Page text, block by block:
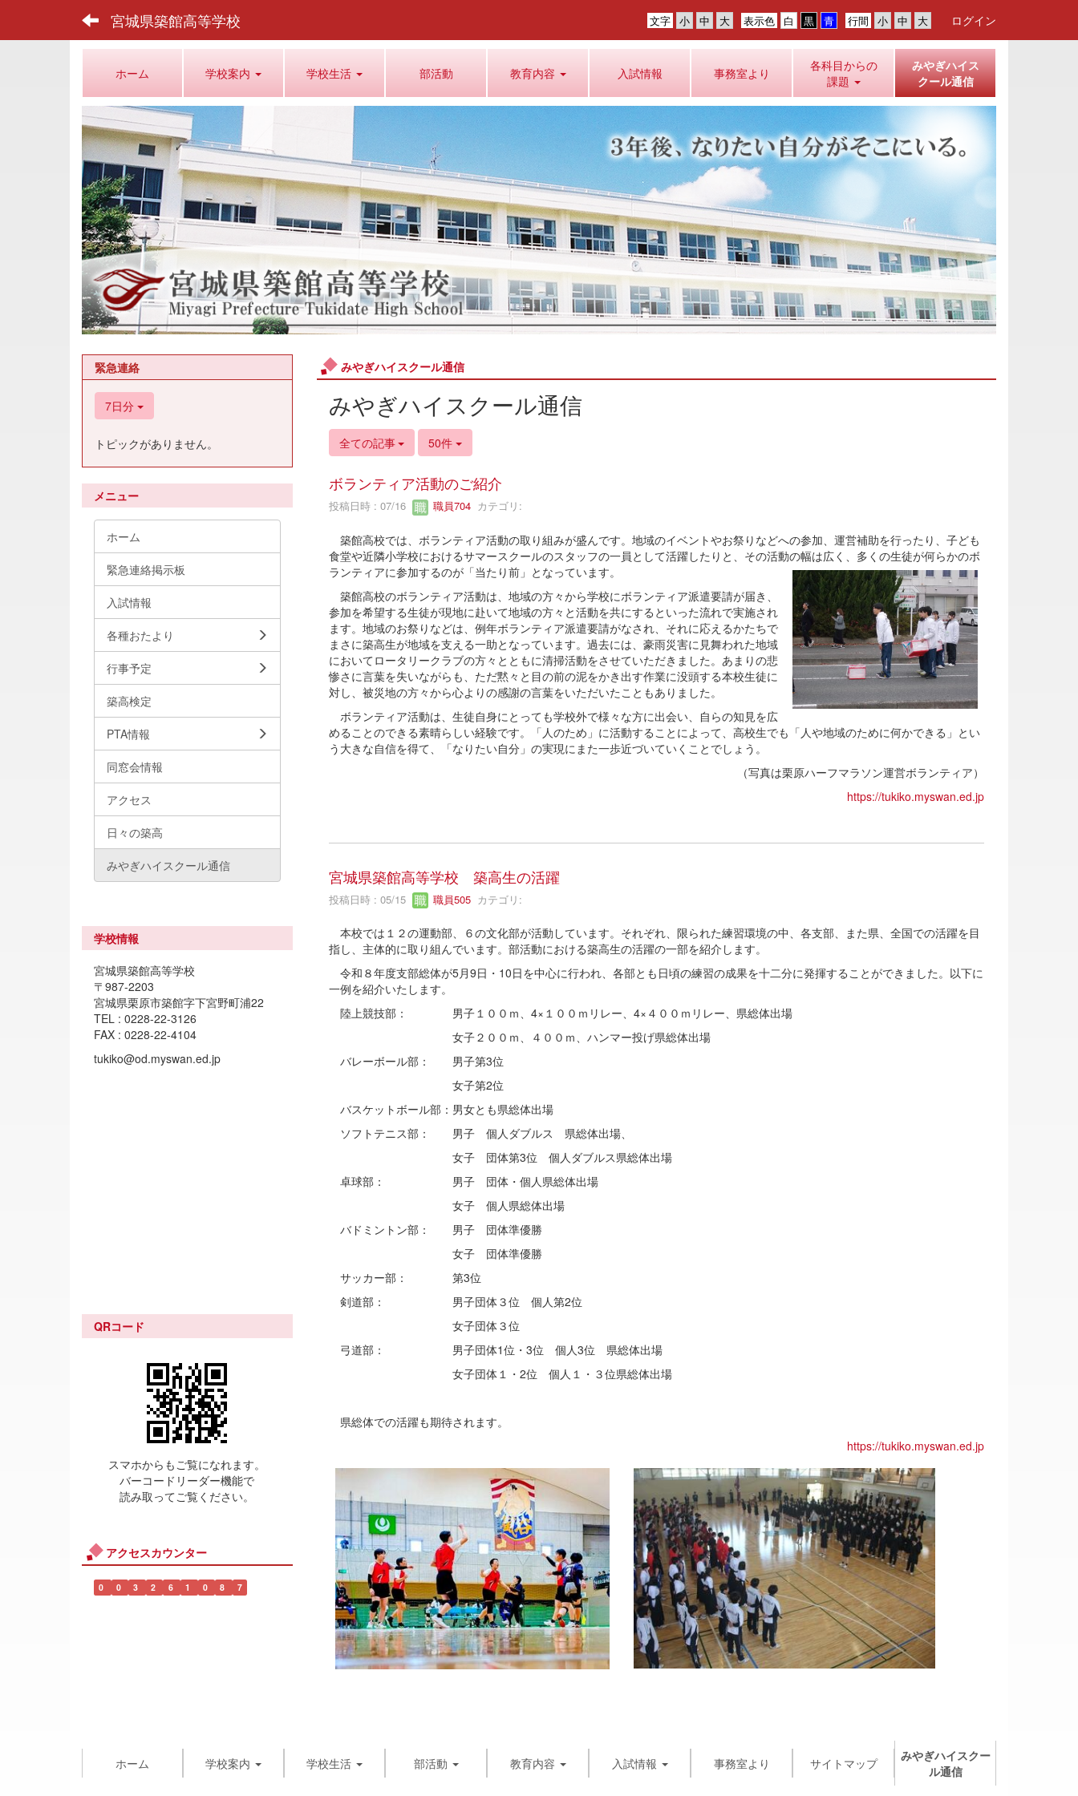
宮城県築館高等学校 行間
表示色
文字 ログイン
ホーム 学校案内 学校生活 部活動 教育内容 入試情報 事務室より
各科目からの
課題
みやぎハイス
クール通信
みやぎハイスクール通信
みやぎハイスクール通信
全ての記事 50件
ボランティア活動のご紹介
投稿日時 : 07/16 職員704カテゴリ:
築館高校では、ボランティア活動の取り組みが盛んです。地域のイベントやお祭りなどへの参加、運営補助を行ったり、子ども
食堂や近隣小学校におけるサマースクールのスタッフの一員として活躍したりと、その活動の幅は広く、多くの生徒が何らかのボ
ランティアに参加するのが「当たり前」となっています。
築館高校のボランティア活動は、地域の方々から学校にボランティア派遣要請が届き、
参加を希望する生徒が現地に赴いて地域の方々と活動を共にするといった流れで実施され
ます。地域のお祭りなどは、例年ボランティア派遣要請がなされ、それに応えるかたちで
まさに築高生が地域を支える一助となっています。過去には、豪雨災害に見舞われた地域
においてロータリークラブの方々とともに清掃活動をさせていただきました。あまりの悲
惨さに言葉を失いながらも、ただ黙々と目の前の泥をかき出す作業に没頭する本校生徒に
対し、被災地の方々から心よりの感謝の言葉をいただいたこともありました。
ボランティア活動は、生徒自身にとっても学校外で様々な方に出会い、自らの知見を広
めることのできる素晴らしい経験です。「人のため」に活動することによって、高校生でも「人や地域のために何かできる」とい
う大きな自信を得て、「なりたい自分」の実現にまた一歩近づいていくことでしょう。
（写真は栗原ハーフマラソン運営ボランティア）
https://tukiko.myswan.ed.jp
宮城県築館高等学校 築高生の活躍
投稿日時 : 05/15 職員505カテゴリ:
本校では１２の運動部、６の文化部が活動しています。それぞれ、限られた練習環境の中、各支部、また県、全国での活躍を目
指し、主体的に取り組んでいます。部活動における築高生の活躍の一部を紹介します。
令和８年度支部総体が5月9日・10日を中心に行われ、各部とも日頃の練習の成果を十二分に発揮することができました。以下に
一例を紹介いたします。
陸上競技部： 男子１００ｍ、4×１００ｍリレー、4×４００ｍリレー、県総体出場
女子２００ｍ、４００ｍ、ハンマー投げ県総体出場
バレーボール部： 男子第3位
女子第2位
バスケットボール部：男女とも県総体出場
ソフトテニス部： 男子 個人ダブルス 県総体出場、
女子 団体第3位 個人ダブルス県総体出場
卓球部： 男子 団体・個人県総体出場
女子 個人県総体出場
バドミントン部： 男子 団体準優勝
女子 団体準優勝
サッカー部： 第3位
剣道部： 男子団体３位 個人第2位
女子団体３位
弓道部： 男子団体1位・3位 個人3位 県総体出場
女子団体１・2位 個人１・３位県総体出場
県総体での活躍も期待されます。
https://tukiko.myswan.ed.jp
緊急連絡
7日分
トピックがありません。
メニュー
ホーム
緊急連絡掲示板
入試情報
各種おたより
行事予定
築高検定
PTA情報
同窓会情報
アクセス
日々の築高
みやぎハイスクール通信
学校情報
宮城県築館高等学校
〒987-2203
宮城県栗原市築館字下宮野町浦22
TEL : 0228-22-3126
FAX : 0228-22-4104
tukiko@od.myswan.ed.jp
QRコード
スマホからもご覧になれます。
バーコードリーダー機能で
読み取ってご覧ください。
アクセスカウンター
0 0 3 2 6 1 0 8 7
ホーム 学校案内 学校生活 部活動 教育内容 入試情報 事務室より サイトマップ
みやぎハイスクー
ル通信